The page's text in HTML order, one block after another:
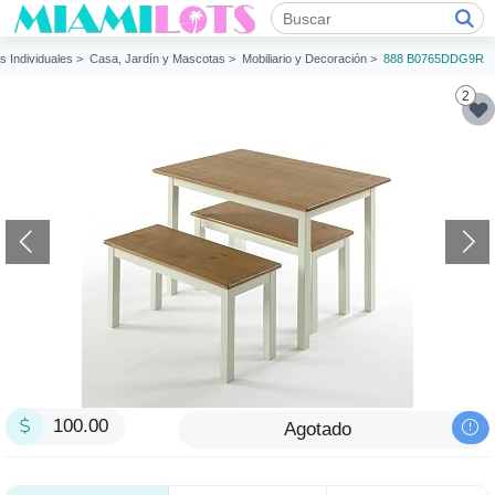
Individuales > Casa, Jardín y Mascotas > Mobiliario y Decoración > 888 B0765DDG9R
2
100.00 Agotado